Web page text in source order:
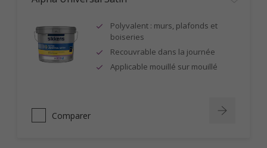
Polyvalent : murs, plafonds et
boiseries
Recouvrable dans la journée
Applicable mouillé sur mouillé
Comparer